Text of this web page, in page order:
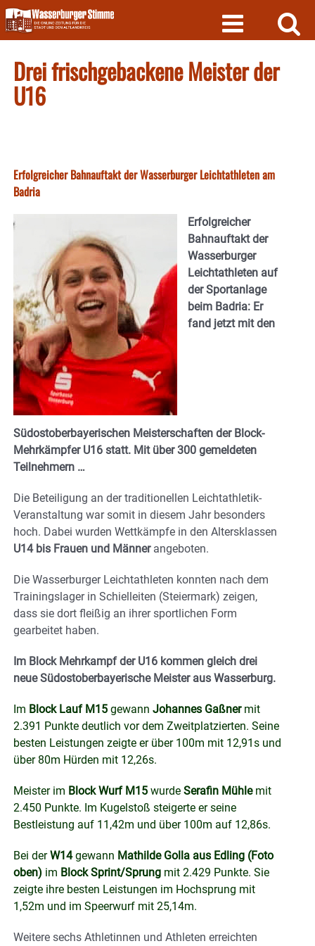
Skip
to
content
Drei frischgebackene Meister der
U16
Erfolgreicher Bahnauftakt der Wasserburger Leichtathleten am
Badria
Erfolgreicher
Bahnauftakt der
Wasserburger
Leichtathleten auf
der Sportanlage
beim Badria: Er
fand jetzt mit den
Südostoberbayerischen Meisterschaften der Block-
Mehrkämpfer U16 statt. Mit über 300 gemeldeten
Teilnehmern …
Die Beteiligung an der traditionellen Leichtathletik-
Veranstaltung war somit in diesem Jahr besonders
hoch. Dabei wurden Wettkämpfe in den Altersklassen
U14 bis Frauen und Männerangeboten.
Die Wasserburger Leichtathleten konnten nach dem
Trainingslager in Schielleiten (Steiermark) zeigen,
dass sie dort fleißig an ihrer sportlichen Form
gearbeitet haben.
Im Block Mehrkampf der U16 kommen gleich drei
neue Südostoberbayerische Meister aus Wasserburg.
Im Block Lauf M15 gewann Johannes Gaßnermit
2.391 Punkte deutlich vor dem Zweitplatzierten. Seine
besten Leistungen zeigte er über 100m mit 12,91s und
über 80m Hürden mit 12,26s.
Meister im Block Wurf M15 wurde Serafin Mühlemit
2.450 Punkte. Im Kugelstoß steigerte er seine
Bestleistung auf 11,42m und über 100m auf 12,86s.
Bei derW14gewann Mathilde Golla aus Edling (Foto
oben) im Block Sprint/Sprung mit 2.429 Punkte. Sie
zeigte ihre besten Leistungen im Hochsprung mit
1,52m und im Speerwurf mit 25,14m.
Weitere sechs Athletinnen und Athleten erreichten